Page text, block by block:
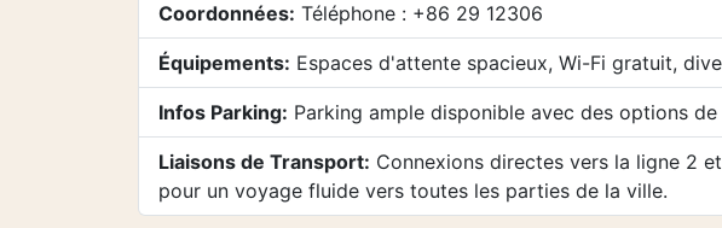
Coordonnées: Téléphone : +86 29 12306
Équipements: Espaces d'attente spacieux, Wi-Fi gratuit,
Infos Parking: Parking ample disponible avec des options
Liaisons de Transport: Connexions directes vers la ligne 2
pour un voyage fluide vers toutes les parties de la ville.